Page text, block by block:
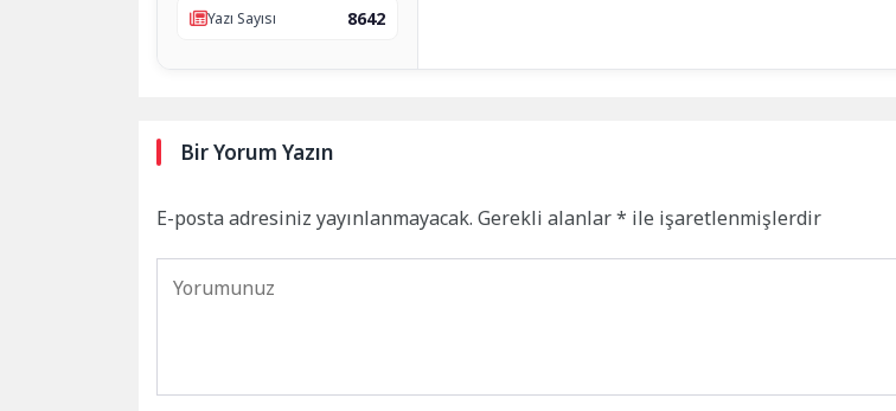
Yazı Sayısı
8642
Bir Yorum Yazın
E-posta adresiniz yayınlanmayacak. Gerekli alanlar* ile işaretlenmişlerdir